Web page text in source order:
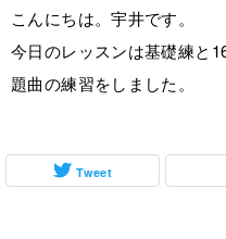
こんにちは。宇井です。
今日のレッスンは基礎練と
題曲の練習をしました。
Tweet